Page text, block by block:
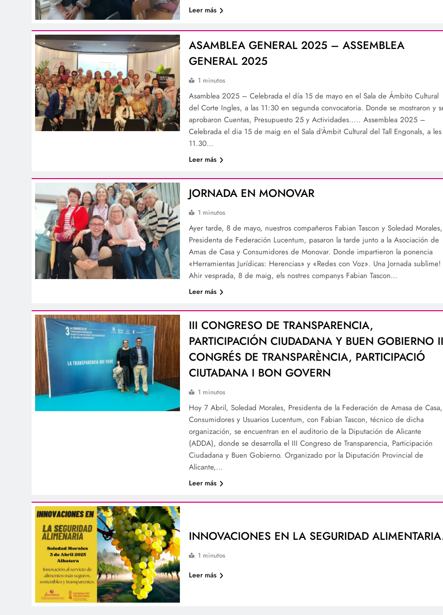
Leer más
ASAMBLEA GENERAL 2025 – ASSEMBLEA
GENERAL 2025
1 minutos
Asamblea 2025 – Celebrada el día 15 de mayo en el Sala de Ámbito Cultural
del Corte Ingles, a las 11:30 en segunda convocatoria. Donde se mostraron y
aprobaron Cuentas, Presupuesto 25 y Actividades….. Assemblea 2025 –
Celebrada el dia 15 de maig en el Sala d’Àmbit Cultural del Tall Engonals, a les
11.30…
Leer más
JORNADA EN MONOVAR
1 minutos
Ayer tarde, 8 de mayo, nuestros compañeros Fabian Tascon y Soledad Morales,
Presidenta de Federación Lucentum, pasaron la tarde junto a la Asociación de
Amas de Casa y Consumidores de Monovar. Donde impartieron la ponencia
«Herramientas Jurídicas: Herencias» y «Redes con Voz». Una Jornada sublime!
Ahir vesprada, 8 de maig, els nostres companys Fabian Tascon…
Leer más
III CONGRESO DE TRANSPARENCIA,
PARTICIPACIÓN CIUDADANA Y BUEN GOBIERNO
CONGRÉS DE TRANSPARÈNCIA, PARTICIPACIÓ
CIUTADANA I BON GOVERN
1 minutos
Hoy 7 Abril, Soledad Morales, Presidenta de la Federación de Amasa de Casa,
Consumidores y Usuarios Lucentum, con Fabian Tascon, técnico de dicha
organización, se encuentran en el auditorio de la Diputación de Alicante
(ADDA), donde se desarrolla el III Congreso de Transparencia, Participación
Ciudadana y Buen Gobierno. Organizado por la Diputación Provincial de
Alicante,…
Leer más
INNOVACIONES EN LA SEGURIDAD
1 minutos
Leer más